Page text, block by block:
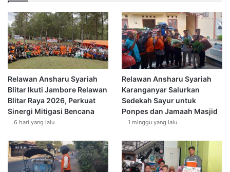
Relawan Ansharu Syariah
Blitar Ikuti Jambore Relawan
Blitar Raya 2026, Perkuat
Sinergi Mitigasi Bencana
6 hari yang lalu
Relawan Ansharu Syariah
Karanganyar Salurkan
Sedekah Sayur untuk
Ponpes dan Jamaah Masjid
1 minggu yang lalu